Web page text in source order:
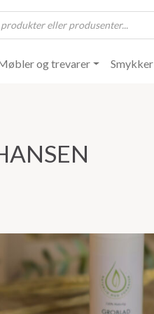
og trevarer Smykker